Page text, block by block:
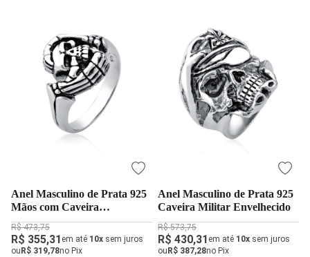
Anel Masculino de Prata 925
Mãos com Caveira
Envelhecido
R$ 473,75
R$ 355,31 em até 10x sem juros
ouR$ 319,78no Pix
Anel Masculino de Prata 925
Caveira Militar Envelhecido
R$ 573,75
R$ 430,31 em até 10x sem juros
ouR$ 387,28no Pix